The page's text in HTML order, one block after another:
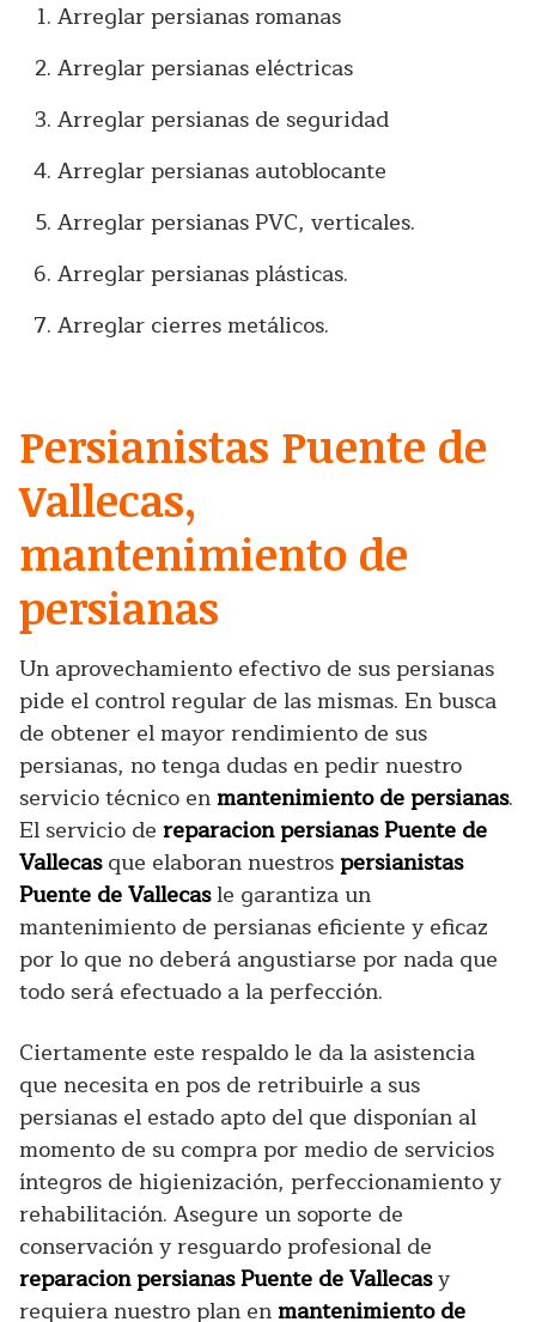
Arreglar persianas romanas
Arreglar persianas eléctricas
Arreglar persianas de seguridad
Arreglar persianas autoblocante
Arreglar persianas PVC, verticales.
Arreglar persianas plásticas.
Arreglar cierres metálicos.
Persianistas Puente de
Vallecas,
mantenimiento de
persianas
Un aprovechamiento efectivo de sus persianas
pide el control regular de las mismas. En busca
de obtener el mayor rendimiento de sus
persianas, no tenga dudas en pedir nuestro
servicio técnico enmantenimiento de persianas.
El servicio de reparacion persianas Puente de
Vallecasque elaboran nuestrospersianistas
Puente de Vallecasle garantiza un
mantenimiento de persianas eficiente y eficaz
por lo que no deberá angustiarse por nada que
todo será efectuado a la perfección.
Ciertamente este respaldo le da la asistencia
que necesita en pos de retribuirle a sus
persianas el estado apto del que disponían al
momento de su compra por medio de servicios
íntegros de higienización, perfeccionamiento y
rehabilitación. Asegure un soporte de
conservación y resguardo profesional de
reparacion persianas Puente de Vallecasy
requiera nuestro plan enmantenimiento de